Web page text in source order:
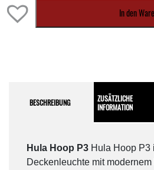
In den
BESCHREIBUNG
ZUSÄTZLICHE
INFORMATION
Hula Hoop P3 Hula Hoop P3
Deckenleuchte mit